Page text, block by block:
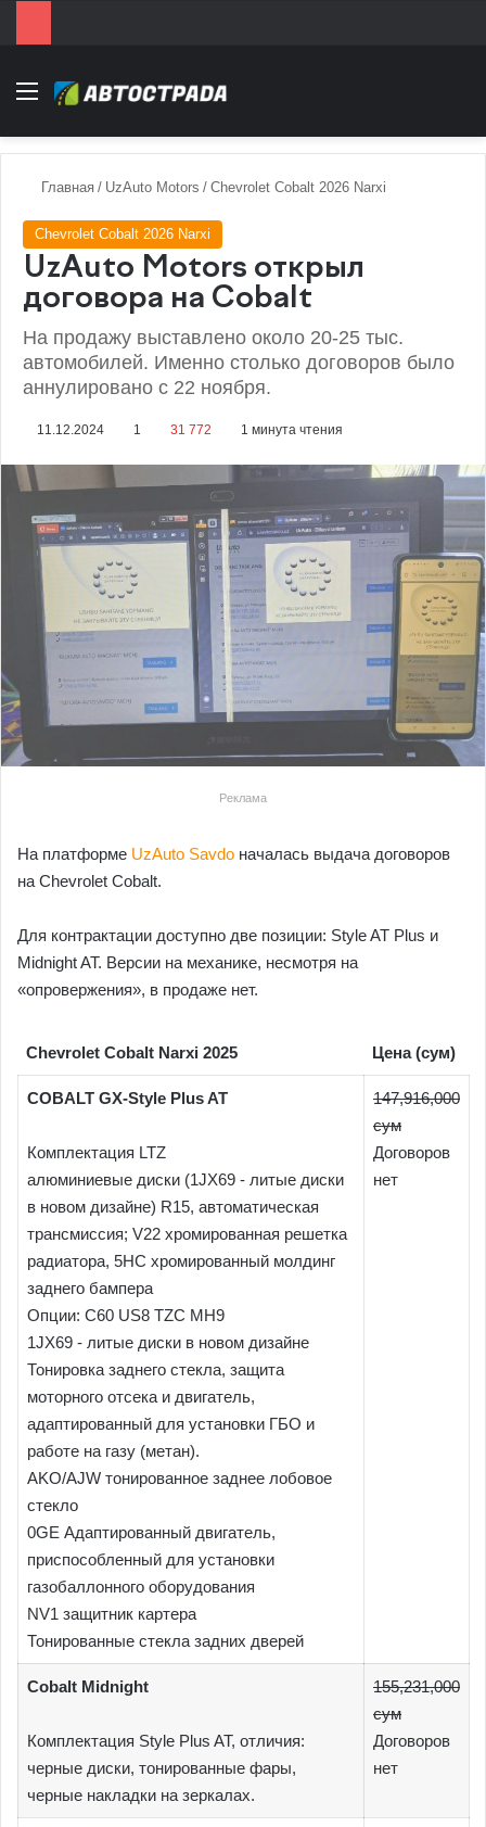
Menu
Главная / UzAuto Motors / Chevrolet Cobalt 2026 Narxi
Chevrolet Cobalt 2026 Narxi
UzAuto Motors открыл
договора на Cobalt
На продажу выставлено около 20-25 тыс.
автомобилей. Именно столько договоров было
аннулировано с 22 ноября.
11.12.2024 1 31 772 1 минута чтения
Реклама
На платформе UzAuto Savdo началась выдача договоров
на Chevrolet Cobalt.
Для контрактации доступно две позиции: Style AT Plus и
Midnight AT. Версии на механике, несмотря на
«опровержения», в продаже нет.
Chevrolet Cobalt Narxi 2025 Цена (сум)
COBALT GX-Style Plus AT
Комплектация LTZ
алюминиевые диски (1JX69 - литые диски
в новом дизайне) R15, автоматическая
трансмиссия; V22 хромированная решетка
радиатора, 5HC хромированный молдинг
заднего бампера
Опции: C60 US8 TZC MH9
1JX69 - литые диски в новом дизайне
Тонировка заднего стекла, защита
моторного отсека и двигатель,
адаптированный для установки ГБО и
работе на газу (метан).
AKO/AJW тонированное заднее лобовое
стекло
0GE Адаптированный двигатель,
приспособленный для установки
газобаллонного оборудования
NV1 защитник картера
Тонированные стекла задних дверей
147,916,000
сум
Договоров
нет
Cobalt Midnight
Комплектация Style Plus AT, отличия:
черные диски, тонированные фары,
черные накладки на зеркалах.
155,231,000
сум
Договоров
нет